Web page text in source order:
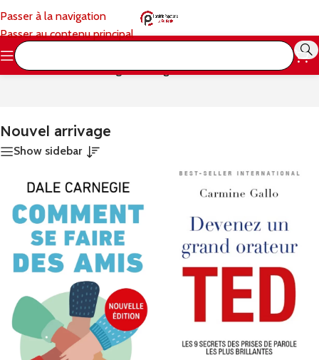
Passer à la navigation
Passer au contenu principal
Accueil/Nouvel arrivageAffichage de 1–24 sur 30 résultats
Super Week Sale
Spring is the nicest season. It’s the one that shows up and
shovels all the Winter snow off your driveway, tips its hat
at you, and strolls away. Then it wakes all the bears and
squirrels out of hibernation and fills up all the streams with
babbling water.
Nouvel arrivage
Show sidebar